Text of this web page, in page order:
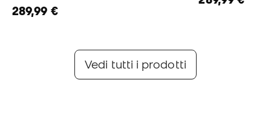
289,99 €
Vedi tutti i prodotti
Nuove F50, Predator & Copa
Vedi pack
Nuove Mercurial, Phantom & Tiempo
Vedi pack